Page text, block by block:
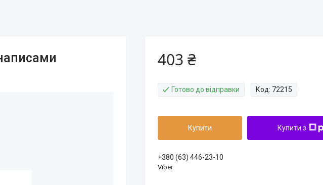
403 ₴
Готово до відправки Код: 72215
Купити Купити з
+380 (63) 446-23-10
Viber